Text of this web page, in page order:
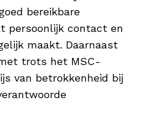
bereikbare
persoonlijk contact en
maakt. Daarnaast
trots het MSC-
van betrokkenheid bij